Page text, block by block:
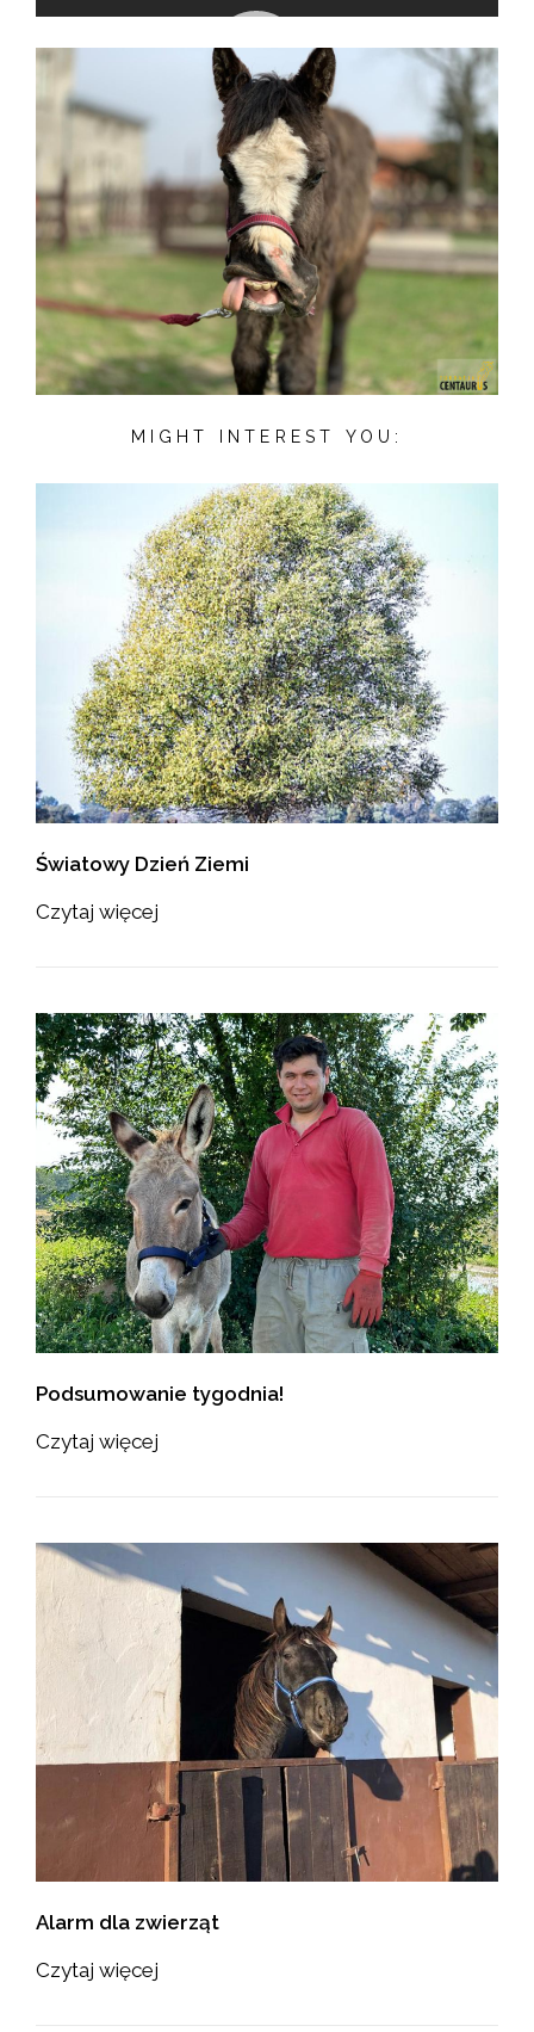
MIGHT INTEREST YOU:
Światowy Dzień Ziemi
Czytaj więcej
Podsumowanie tygodnia!
Czytaj więcej
Alarm dla zwierząt
Czytaj więcej